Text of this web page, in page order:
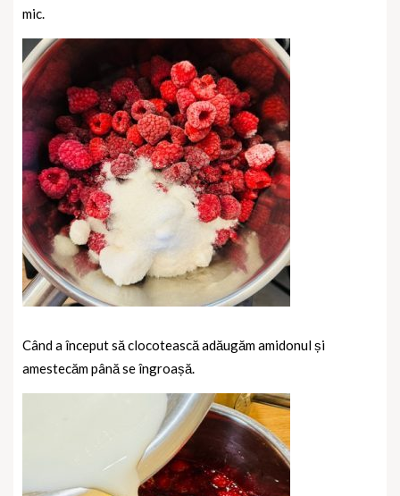
mic.
Când a început să clocotească adăugăm amidonul și
amestecăm până se îngroașă.